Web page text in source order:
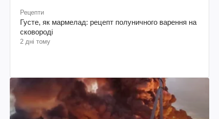
Рецепти
Густе, як мармелад: рецепт полуничного варення на
сковороді
2 дні тому